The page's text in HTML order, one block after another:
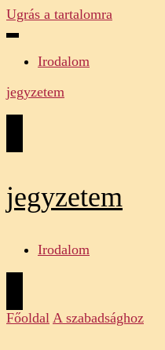
Ugrás a tartalomra
Irodalom
jegyzetem
jegyzetem
Irodalom
Főoldal A szabadsághoz